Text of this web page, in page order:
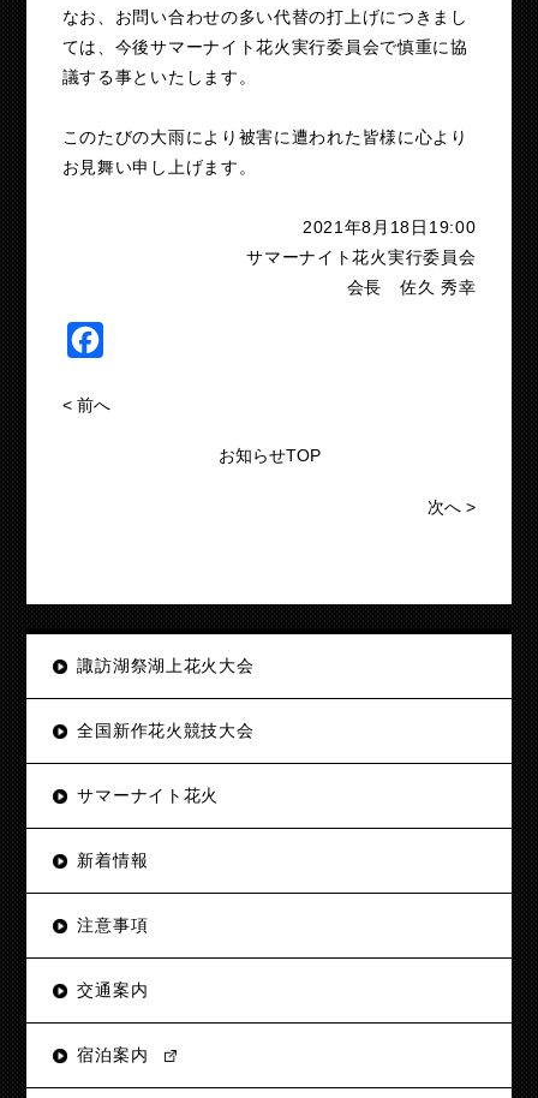
なお、お問い合わせの多い代替の打上げにつきまし
ては、今後サマーナイト花火実行委員会で慎重に協
議する事といたします。
このたびの大雨により被害に遭われた皆様に心より
お見舞い申し上げます。
2021年8月18日19:00
サマーナイト花火実行委員会
会長 佐久 秀幸
<前へ
お知らせTOP
次へ>
諏訪湖祭湖上花火大会
全国新作花火競技大会
サマーナイト花火
新着情報
注意事項
交通案内
宿泊案内